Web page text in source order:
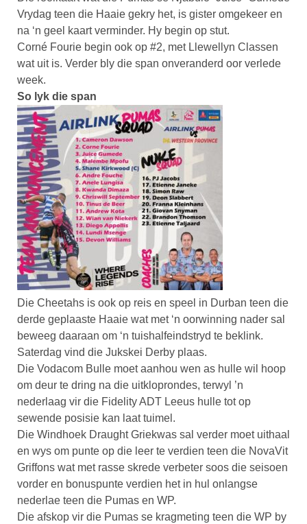
Vrydag teen die Haaie gekry het, is gister omgekeer en
na ‘n geel kaart verminder. Hy begin op stut.
Corné Fourie begin ook op #2, met Llewellyn Classen
wat uit is. Verder bly die span onveranderd oor verlede
week.
So lyk die span
Die Cheetahs is ook op reis en speel in Durban teen die
derde geplaaste Haaie wat met ‘n oorwinning nader sal
beweeg daaraan om ‘n tuishalfeindstryd te beklink.
Saterdag vind die Jukskei Derby plaas.
Die Vodacom Bulle moet aanhou wen as hulle wil hoop
om deur te dring na die uitkloprondes, terwyl ’n
nederlaag vir die Fidelity ADT Leeus hulle tot op
sewende posisie kan laat tuimel.
Die Windhoek Draught Griekwas sal verder moet uithaal
en wys om punte op die leer te verdien teen die NovaVit
Griffons wat met rasse skrede verbeter soos die seisoen
vorder en bonuspunte verdien het in hul onlangse
nederlae teen die Pumas en WP.
Die afskop vir die Pumas se kragmeting teen die WP by